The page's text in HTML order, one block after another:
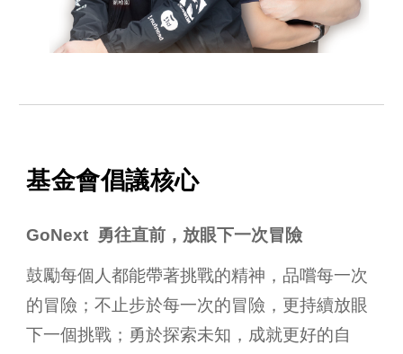
基金會倡議核心
GoNext 勇往直前，放眼下一次冒險
鼓勵每個人都能帶著挑戰的精神，品嚐每一次
的冒險；不止步於每一次的冒險，更持續放眼
下一個挑戰；勇於探索未知，成就更好的自